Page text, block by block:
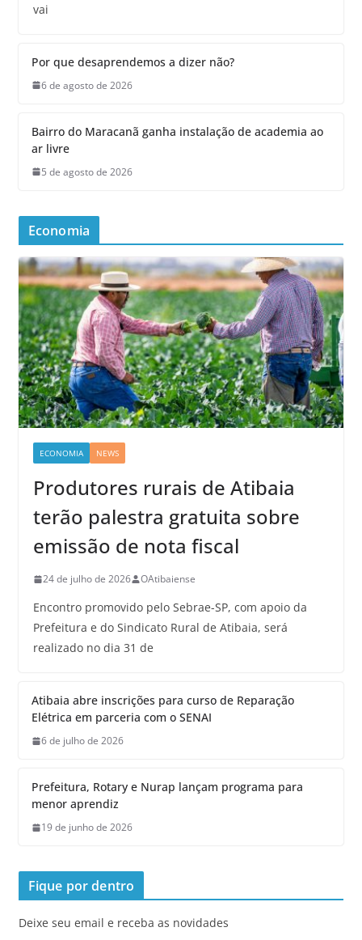
vai
Por que desaprendemos a dizer não?
6 de agosto de 2026
Bairro do Maracanã ganha instalação de academia ao
ar livre
5 de agosto de 2026
Economia
ECONOMIA NEWS
Produtores rurais de Atibaia
terão palestra gratuita sobre
emissão de nota fiscal
24 de julho de 2026 OAtibaiense
Encontro promovido pelo Sebrae-SP, com apoio da
Prefeitura e do Sindicato Rural de Atibaia, será
realizado no dia 31 de
Atibaia abre inscrições para curso de Reparação
Elétrica em parceria com o SENAI
6 de julho de 2026
Prefeitura, Rotary e Nurap lançam programa para
menor aprendiz
19 de junho de 2026
Fique por dentro
Deixe seu email e receba as novidades